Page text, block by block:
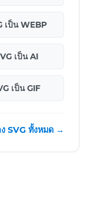
เป็น WEBP
เป็น AI
เป็น GIF
SVG ทั้งหมด →